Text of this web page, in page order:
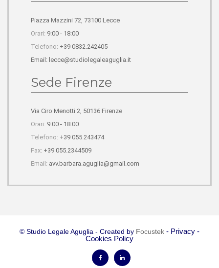
Piazza Mazzini 72, 73100 Lecce
Orari: 9:00 - 18:00
Telefono: +39 0832.242405
Email: lecce@studiolegaleaguglia.it
Sede Firenze
Via Ciro Menotti 2, 50136 Firenze
Orari: 9:00 - 18:00
Telefono: +39 055.243474
Fax: +39 055.2344509
Email: avv.barbara.aguglia@gmail.com
© Studio Legale Aguglia - Created by Focustek - Privacy -
Cookies Policy